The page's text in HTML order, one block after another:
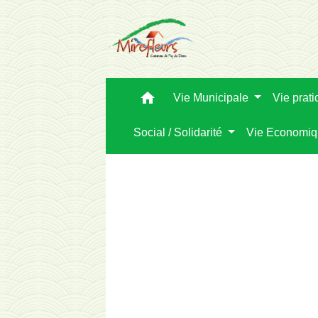
home Vie Municipale Vie
Social / Solidarité Vie